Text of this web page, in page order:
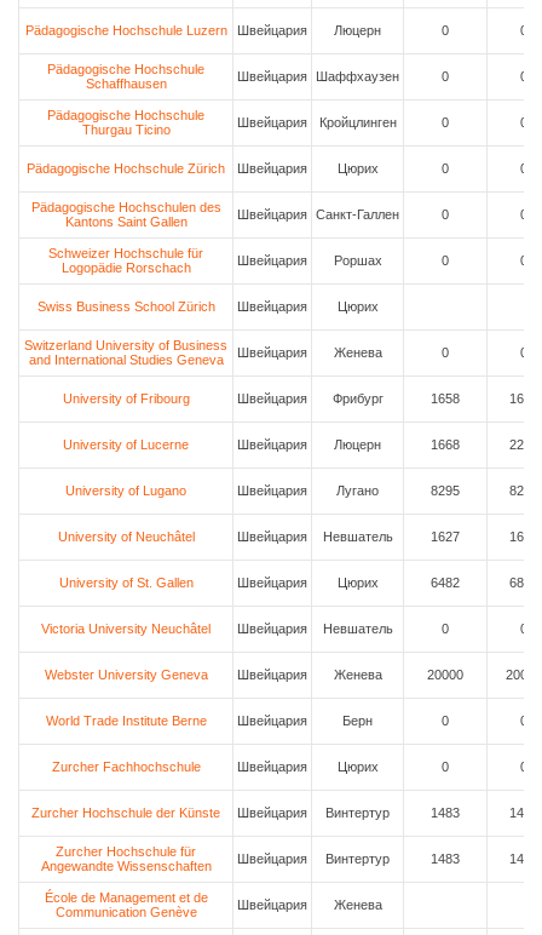
Pädagogische Hochschule Luzern Швейцария Люцерн 0 0
Pädagogische Hochschule
Schaffhausen
Швейцария Шаффхаузен 0 0
Pädagogische Hochschule
Thurgau Ticino
Швейцария Кройцлинген 0 0
Pädagogische Hochschule Zürich Швейцария Цюрих 0 0
Pädagogische Hochschulen des
Kantons Saint Gallen
Швейцария Санкт-Галлен 0 0
Schweizer Hochschule für
Logopädie Rorschach
Швейцария Роршах 0 0
Swiss Business School Zürich Швейцария Цюрих
Switzerland University of Business
and International Studies Geneva
Швейцария Женева 0 0
University of Fribourg Швейцария Фрибург 1658 1658
University of Lucerne Швейцария Люцерн 1668 2286
University of Lugano Швейцария Лугано 8295 8295
University of Neuchâtel Швейцария Невшатель 1627 1627
University of St. Gallen Швейцария Цюрих 6482 6897
Victoria University Neuchâtel Швейцария Невшатель 0 0
Webster University Geneva Швейцария Женева 20000 20000
World Trade Institute Berne Швейцария Берн 0 0
Zurcher Fachhochschule Швейцария Цюрих 0 0
Zurcher Hochschule der Künste Швейцария Винтертур 1483 1483
Zurcher Hochschule für
Angewandte Wissenschaften
Швейцария Винтертур 1483 1483
École de Management et de
Communication Genève
Швейцария Женева